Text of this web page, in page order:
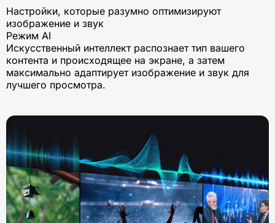
Настройки, которые разумно оптимизируют
изображение и звук
Режим AI
Искусственный интеллект распознает тип вашего
контента и происходящее на экране, а затем
максимально адаптирует изображение и звук для
лучшего просмотра.